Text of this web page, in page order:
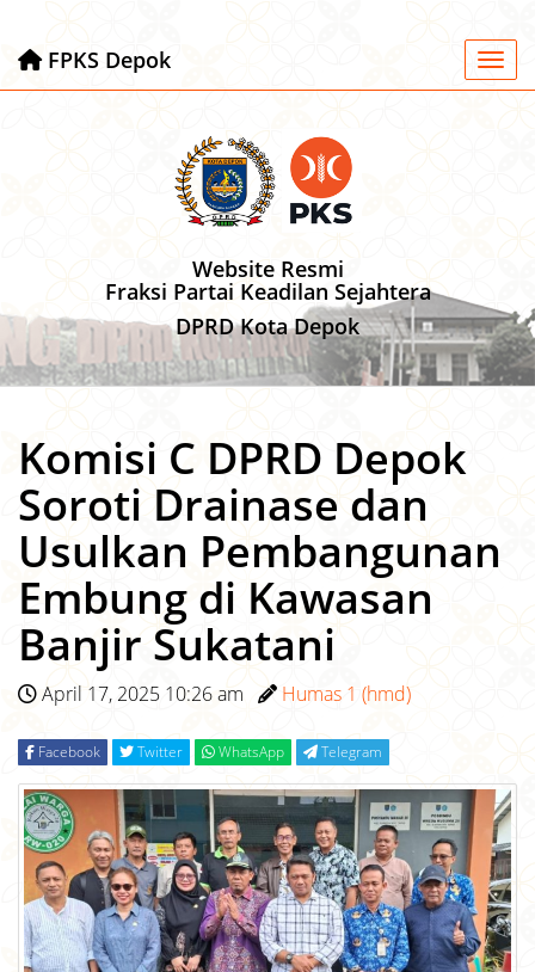
FPKS Depok
Website Resmi
Fraksi Partai Keadilan Sejahtera
DPRD Kota Depok
Komisi C DPRD Depok
Soroti Drainase dan
Usulkan Pembangunan
Embung di Kawasan
Banjir Sukatani
April 17, 2025 10:26 am Humas 1 (hmd)
Facebook Twitter WhatsApp Telegram